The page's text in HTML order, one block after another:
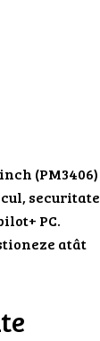
(PM3406)
securitate
PC.
atât